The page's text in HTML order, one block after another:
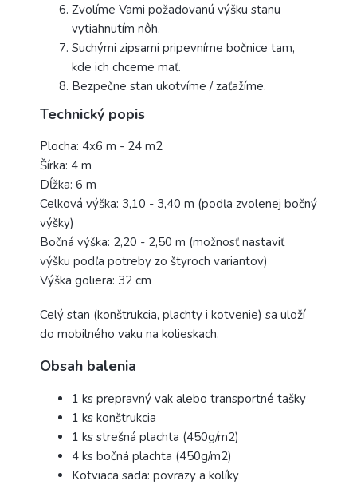
Zvolíme Vami požadovanú výšku stanu
vytiahnutím nôh.
Suchými zipsami pripevníme bočnice tam,
kde ich chceme mať.
Bezpečne stan ukotvíme / zaťažíme.
Technický popis
Plocha: 4x6 m - 24 m2
Šírka: 4 m
Dĺžka: 6 m
Celková výška: 3,10 - 3,40 m (podľa zvolenej bočný
výšky)
Bočná výška: 2,20 - 2,50 m (možnosť nastaviť
výšku podľa potreby zo štyroch variantov)
Výška goliera: 32 cm
Celý stan (konštrukcia, plachty i kotvenie) sa uloží
do mobilného vaku na kolieskach.
Obsah balenia
1 ks prepravný vak alebo transportné tašky
1 ks konštrukcia
1 ks strešná plachta (450g/m2)
4 ks bočná plachta (450g/m2)
Kotviaca sada: povrazy a kolíky